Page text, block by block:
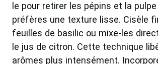
le pour retirer les pépins et la
préfères une texture lisse. Cisèle
feuilles de basilic ou mixe-les
le jus de citron. Cette technique
arômes plus intensément.